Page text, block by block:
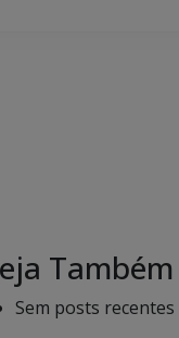
Também
Sem posts